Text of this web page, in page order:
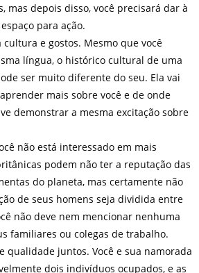
mas depois disso, você precisará dar à
para ação.
e gostos. Mesmo que você
língua, o histórico cultural de uma
ser muito diferente do seu. Ela vai
mais sobre você e de onde
demonstrar a mesma excitação sobre
não está interessado em mais
podem não ter a reputação das
do planeta, mas certamente não
de seus homens seja dividida entre
não deve nem mencionar nenhuma
familiares ou colegas de trabalho.
qualidade juntos. Você e sua namorada
dois indivíduos ocupados, e as